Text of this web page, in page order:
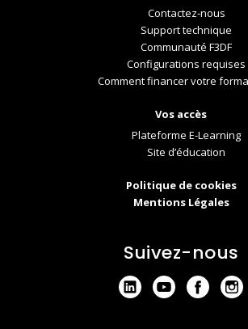
Contactez-nous
Support technique
Communauté F3DF
Configurations requises
Comment financer votre
Vos accès
Plateforme E-Learning
Site d’éducation
Politique de cookies
Mentions Légales
Suivez-nous